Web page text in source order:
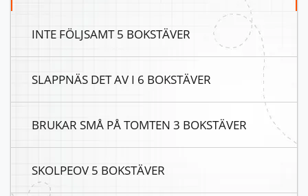
INTE FÖLJSAMT 5 BOKSTÄVER
SLAPPNÄS DET AV I 6 BOKSTÄVER
BRUKAR SMÅ PÅ TOMTEN 3 BOKSTÄVER
SKOLPEOV 5 BOKSTÄVER